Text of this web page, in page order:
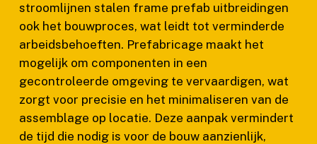
stroomlijnen stalen frame prefab uitbreidingen
ook het bouwproces, wat leidt tot verminderde
arbeidsbehoeften. Prefabricage maakt het
mogelijk om componenten in een
gecontroleerde omgeving te vervaardigen, wat
zorgt voor precisie en het minimaliseren van de
assemblage op locatie. Deze aanpak vermindert
de tijd die nodig is voor de bouw aanzienlijk,